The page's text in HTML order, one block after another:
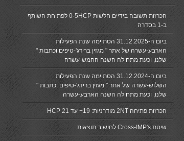
הכרזות תשובה בידיים חלשות 0-5HCP לפתיחת השותף
ב-1 בסדרה
ביום ה-31.12.2025 הסתיימה שנת הפעילות
הארבע-עשרה של אתר " מגזין ברידג'-טיפים וכתבות "
שלנו, וכעת מתחילה השנה החמש-עשרה
ביום ה-31.12.2024 הסתיימה שנת הפעילות
השלוש-עשרה של אתר " מגזין ברידג'-טיפים וכתבות "
שלנו, וכעת מתחילה השנה הארבע-עשרה
הכרזות פתיחה 2NT מודרניות: 19+ עד 21 HCP
שיטת Cross-IMP's לחישוב תוצאות